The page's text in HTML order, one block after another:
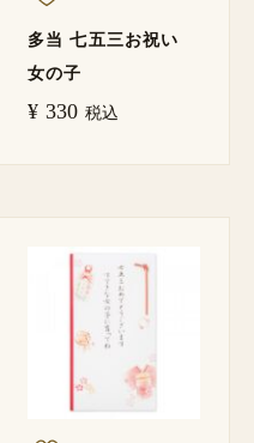
多当 七五三お祝い
女の子
¥ 330 税込